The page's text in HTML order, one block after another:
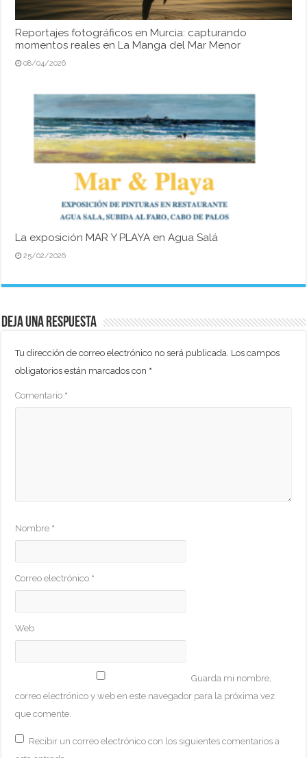
Reportajes fotográficos en Murcia: capturando
momentos reales en La Manga del Mar Menor
08/04/2026
La exposición MAR Y PLAYA en Agua Salá
25/02/2026
Deja una respuesta
Tu dirección de correo electrónico no será publicada. Los campos
obligatorios están marcados con *
Comentario *
Nombre *
Correo electrónico *
Web
Guarda mi nombre,
correo electrónico y web en este navegador para la próxima vez
que comente.
Recibir un correo electrónico con los siguientes comentarios a